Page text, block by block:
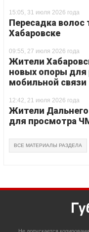
15:05, 31 июля 2026 года
Пересадка волос
Хабаровске
09:55, 27 июля 2026 года
Жители
новых опоры для
мобильной связи
12:42, 21 июля 2026 года
Жители
для просмотра
ВСЕ МАТЕРИАЛЫ РАЗДЕЛА